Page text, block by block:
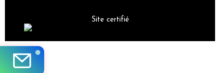
Site certifié